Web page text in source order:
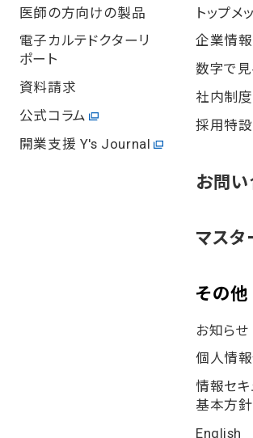
医師の方向けの製品
電⼦カルテドクターリ
ポート
資料請求
公式コラム
開業⽀援 Y's Journal
トップメ
企業情報
数字で
社内制
採用特設
お問
マスタ
その他
お知らせ
個⼈情
情報セキ
基本⽅針
English